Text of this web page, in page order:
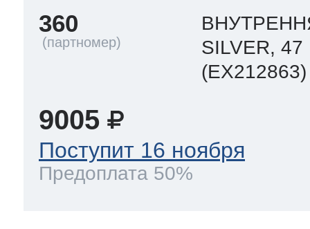
360
SILVER, 47
(EX212863)
9005
Поступит 16 ноября
Предоплата 50%